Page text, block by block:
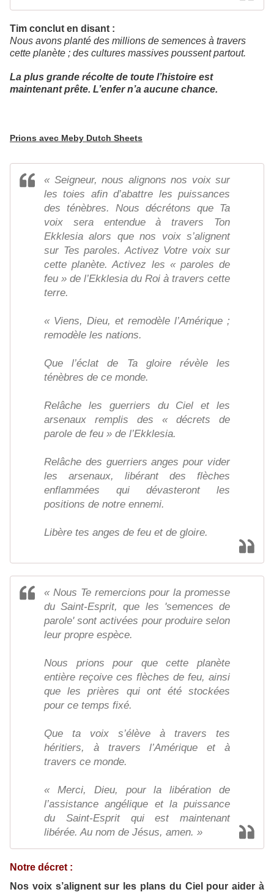
Tim conclut en disant :
Nous avons planté des millions de semences à travers
cette planète ; des cultures massives poussent partout.
La plus grande récolte de toute l’histoire est
maintenant prête. L’enfer n’a aucune chance.
Prions avec Meby Dutch Sheets
« Seigneur, nous alignons nos voix sur
les toies afin d’abattre les puissances
des ténèbres. Nous décrétons que Ta
voix sera entendue à travers Ton
Ekklesia alors que nos voix s’alignent
sur Tes paroles. Activez Votre voix sur
cette planète. Activez les « paroles de
feu » de l’Ekklesia du Roi à travers cette
terre.
« Viens, Dieu, et remodèle l’Amérique ;
remodèle les nations.
Que l’éclat de Ta gloire révèle les
ténèbres de ce monde.
Relâche les guerriers du Ciel et les
arsenaux remplis des « décrets de
parole de feu » de l’Ekklesia.
Relâche des guerriers anges pour vider
les arsenaux, libérant des flèches
enflammées qui dévasteront les
positions de notre ennemi.
Libère tes anges de feu et de gloire.
« Nous Te remercions pour la promesse
du Saint-Esprit, que les 'semences de
parole' sont activées pour produire selon
leur propre espèce.
Nous prions pour que cette planète
entière reçoive ces flèches de feu, ainsi
que les prières qui ont été stockées
pour ce temps fixé.
Que ta voix s’élève à travers tes
héritiers, à travers l’Amérique et à
travers ce monde.
« Merci, Dieu, pour la libération de
l’assistance angélique et la puissance
du Saint-Esprit qui est maintenant
libérée. Au nom de Jésus, amen. »
Notre décret :
Nos voix s’alignent sur les plans du Ciel pour aider à